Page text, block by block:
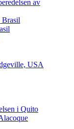
av
Brasil
USA
i Quito